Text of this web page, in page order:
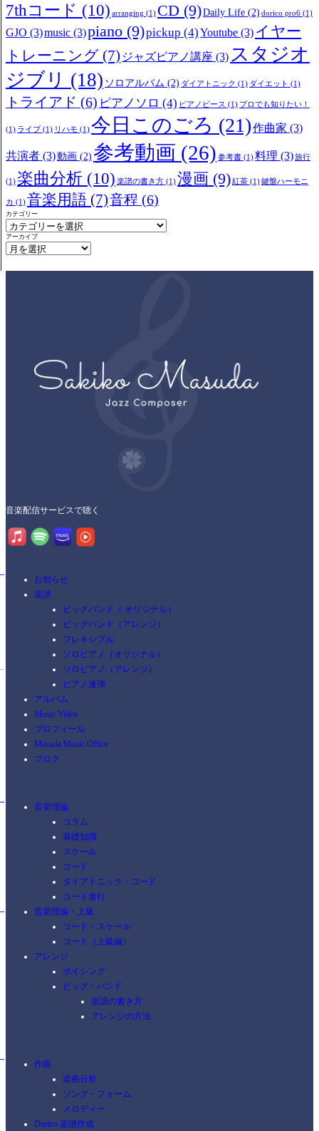
7thコード (10) arranging (1) CD (9)Daily Life (2) dorico pro6 (1)
GJO (3)music (3)piano (9)pickup (4)Youtube (3) イヤー
トレーニング (7) ジャズピアノ講座 (3) スタジオ
ジブリ (18) ソロアルバム (2) ダイアトニック (1) ダイエット (1)
トライアド (6) ピアノソロ (4) ピアノピース (1) プロでも知りたい！
(1) ライブ (1) リハモ (1)今日このごろ (21)作曲家 (3)
共演者 (3)動画 (2) 参考動画 (26) 参考書 (1)料理 (3)旅行
(1) 楽曲分析 (10) 楽譜の書き方 (1)漫画 (9)紅茶 (1)鍵盤ハーモニ
カ (1)音楽用語 (7)音程 (6)
カテゴリー
アーカイブ
音楽配信サービスで聴く
お知らせ
楽譜
ビッグバンド（ オリジナル）
ビッグバンド（アレンジ）
フレキシブル
ソロピアノ（オリジナル）
ソロピアノ（アレンジ）
ピアノ連弾
アルバム
Music Video
プロフィール
Masuda Music Office
ブログ
音楽理論
コラム
基礎知識
スケール
コード
ダイアトニック・コード
コード進行
音楽理論・上級
コード・スケール
コード（上級編）
アレンジ
ボイシング
ビッグ・バンド
楽譜の書き方
アレンジの方法
作曲
楽曲分析
ソング・フォーム
メロディー
Dorico 楽譜作成